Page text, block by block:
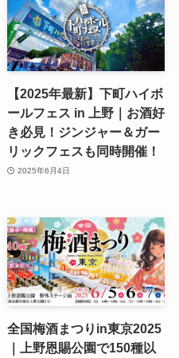
【2025年最新】下町ハイボ
ールフェス in 上野｜お酒好
き必見！ジンジャー＆ガー
リックフェスも同時開催！
2025年6月4日
全国梅酒まつりin東京2025
｜上野恩賜公園で150種以